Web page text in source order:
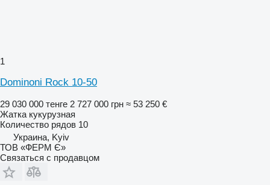
1
Dominoni Rock 10-50
29 030 000 тенге 2 727 000 грн ≈ 53 250 €
Жатка кукурузная
Количество рядов 10
Украина, Kyiv
ТОВ «ФЕРМ Є»
Связаться с продавцом